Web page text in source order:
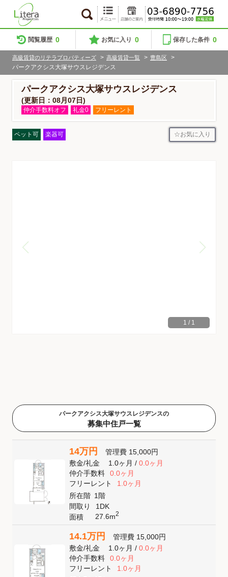
閲覧履歴 0 お気に入り 0 保存した条件 0
高級賃貸のリテラプロパティーズ > 高級賃貸一覧 > 豊島区
>
パークアクシス大塚サウスレジデンス
パークアクシス大塚サウスレジデンス
(更新日：08月07日)
仲介手数料オフ 礼金0 フリーレント
ペット可 楽器可 お気に入り
1 / 1
パークアクシス大塚サウスレジデンスの
募集中住戸一覧
14万円 管理費 15,000円
敷金/礼金 1.0ヶ月/ 0.0ヶ月
仲介手数料
0.0ヶ月
フリーレント
1.0ヶ月
所在階 1階
間取り
1DK
面積
27.6m2
14.1万円 管理費 15,000円
敷金/礼金 1.0ヶ月/ 0.0ヶ月
仲介手数料
0.0ヶ月
フリーレント
1.0ヶ月